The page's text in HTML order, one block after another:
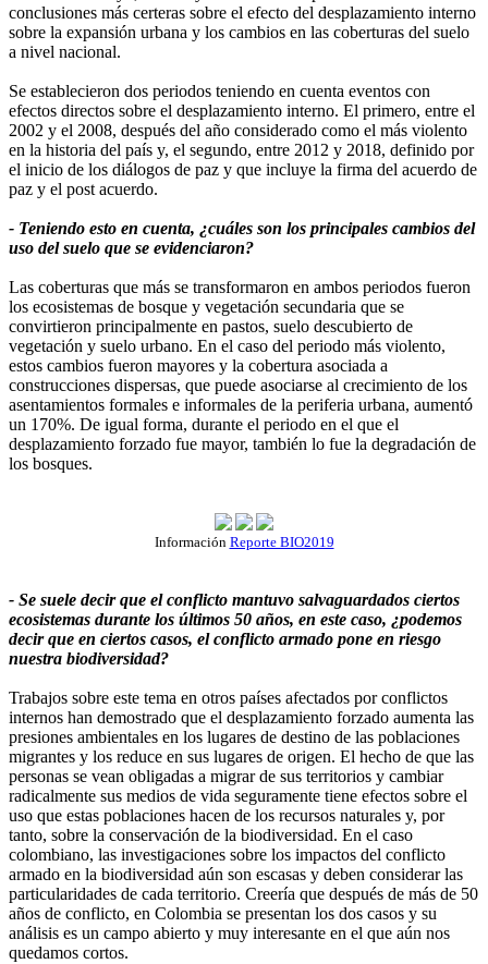
conclusiones más certeras sobre el efecto del desplazamiento interno
sobre la expansión urbana y los cambios en las coberturas del suelo
a nivel nacional.
Se establecieron dos periodos teniendo en cuenta eventos con
efectos directos sobre el desplazamiento interno. El primero, entre el
2002 y el 2008, después del año considerado como el más violento
en la historia del país y, el segundo, entre 2012 y 2018, definido por
el inicio de los diálogos de paz y que incluye la firma del acuerdo de
paz y el post acuerdo.
- Teniendo esto en cuenta, ¿cuáles son los principales cambios del
uso del suelo que se evidenciaron?
Las coberturas que más se transformaron en ambos periodos fueron
los ecosistemas de bosque y vegetación secundaria que se
convirtieron principalmente en pastos, suelo descubierto de
vegetación y suelo urbano. En el caso del periodo más violento,
estos cambios fueron mayores y la cobertura asociada a
construcciones dispersas, que puede asociarse al crecimiento de los
asentamientos formales e informales de la periferia urbana, aumentó
un 170%. De igual forma, durante el periodo en el que el
desplazamiento forzado fue mayor, también lo fue la degradación de
los bosques.
Información Reporte BIO2019
- Se suele decir que el conflicto mantuvo salvaguardados ciertos
ecosistemas durante los últimos 50 años, en este caso, ¿podemos
decir que en ciertos casos, el conflicto armado pone en riesgo
nuestra biodiversidad?
Trabajos sobre este tema en otros países afectados por conflictos
internos han demostrado que el desplazamiento forzado aumenta las
presiones ambientales en los lugares de destino de las poblaciones
migrantes y los reduce en sus lugares de origen. El hecho de que las
personas se vean obligadas a migrar de sus territorios y cambiar
radicalmente sus medios de vida seguramente tiene efectos sobre el
uso que estas poblaciones hacen de los recursos naturales y, por
tanto, sobre la conservación de la biodiversidad. En el caso
colombiano, las investigaciones sobre los impactos del conflicto
armado en la biodiversidad aún son escasas y deben considerar las
particularidades de cada territorio. Creería que después de más de 50
años de conflicto, en Colombia se presentan los dos casos y su
análisis es un campo abierto y muy interesante en el que aún nos
quedamos cortos.